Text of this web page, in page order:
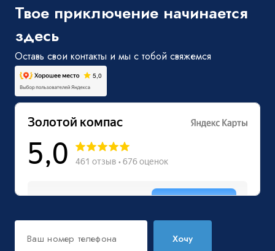
Твое приключение начинается
здесь
Оставь свои контакты и мы с тобой свяжемся
Хочу